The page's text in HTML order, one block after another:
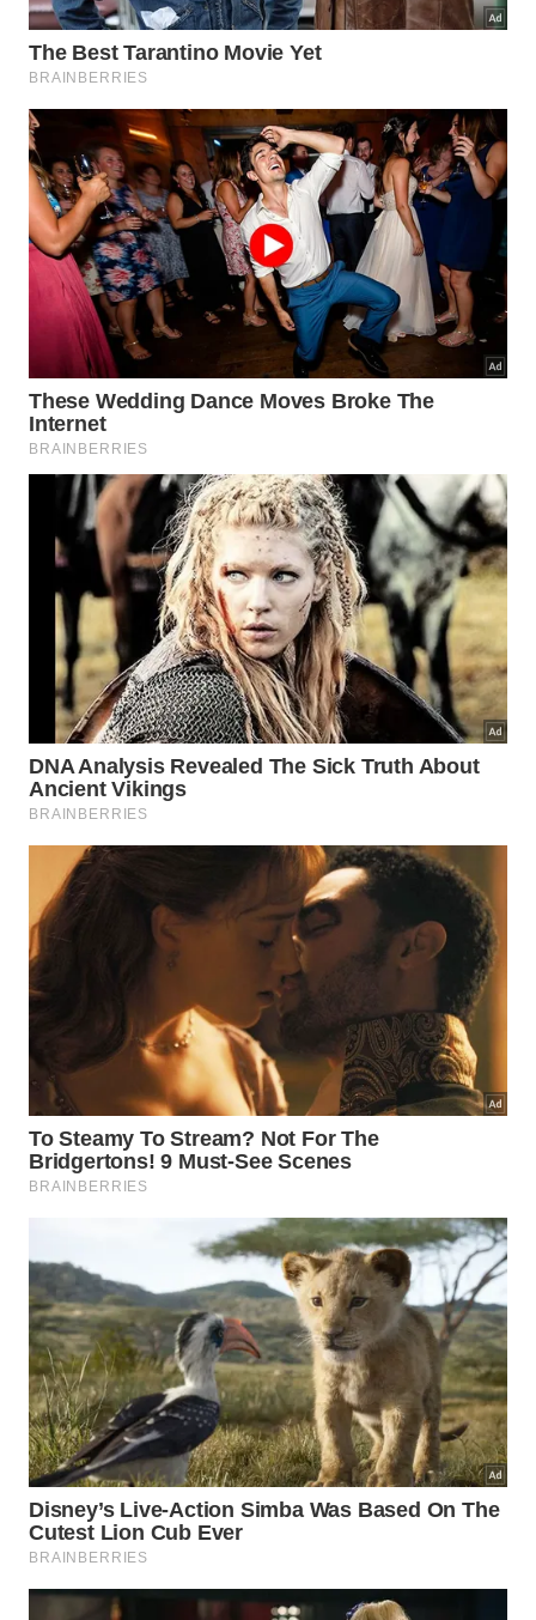
em séries longas de agachamento bilateral.
Quando ele rende mais do que o
agachamento tradicional?
O ganho aparece principalmente em situações em
que o agachamento comum já ficou leve demais
com o peso do próprio corpo. Como a carga do
senta e levanta unilateral fica concentrada, a
sensação de esforço sobe mesmo sem halteres,
mochila ou elástico.
Ele tende a ser mais útil em alguns cenários
específicos:
quando falta equipamento para progressão de
carga em casa
quando a pessoa quer treinar coxa e glúteos sem
quando existe diferença visível de força entre as
pernas
quando o agachamento bilateral perdeu
intensidade
quando o objetivo é combinar força e
estabilidade no mesmo exercício
Como incluir esse movimento na
rotina sem perder consistência?
O caminho mais seguro é começar com poucas
repetições de qualidade, algo como 3 a 6 por lado,